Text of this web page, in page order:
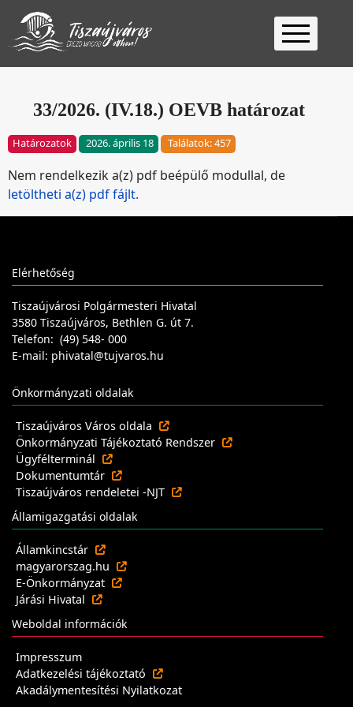
Kezdőlap
2026
33/2026. (IV.18.) OEVB határozat
Határozatok 2026. április 18 Találatok: 457
Nem rendelkezik a(z) pdf beépülő modullal, de
letöltheti a(z) pdf fájlt.
Elérhetőség
Tiszaújvárosi Polgármesteri Hivatal
3580 Tiszaújváros, Bethlen G. út 7.
Telefon: (49) 548- 000
E-mail: phivatal@tujvaros.hu
Önkormányzati oldalak
Tiszaújváros Város oldala
Önkormányzati Tájékoztató Rendszer
Ügyfélterminál
Dokumentumtár
Tiszaújváros rendeletei -NJT
Államigazgatási oldalak
Államkincstár
magyarorszag.hu
E-Önkormányzat
Járási Hivatal
Weboldal információk
Impresszum
Adatkezelési tájékoztató
Akadálymentesítési Nyilatkozat